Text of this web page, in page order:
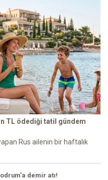
TL ödediği tatil gündem
Rus ailenin bir haftalık
demir atı!